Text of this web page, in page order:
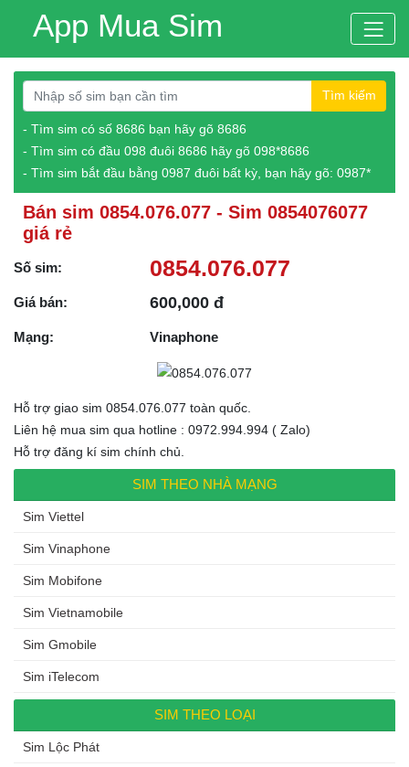
App Mua Sim
Tìm kiếm
- Tìm sim có số 8686 bạn hãy gõ 8686
- Tìm sim có đầu 098 đuôi 8686 hãy gõ 098*8686
- Tìm sim bắt đầu bằng 0987 đuôi bất kỳ, bạn hãy gõ: 0987*
Bán sim 0854.076.077 - Sim 0854076077
giá rẻ
Số sim: 0854.076.077
Giá bán: 600,000 đ
Mạng: Vinaphone
Hỗ trợ giao sim 0854.076.077 toàn quốc.
Liên hệ mua sim qua hotline : 0972.994.994 ( Zalo)
Hỗ trợ đăng kí sim chính chủ.
SIM THEO NHÀ MẠNG
Sim Viettel
Sim Vinaphone
Sim Mobifone
Sim Vietnamobile
Sim Gmobile
Sim iTelecom
SIM THEO LOẠI
Sim Lộc Phát